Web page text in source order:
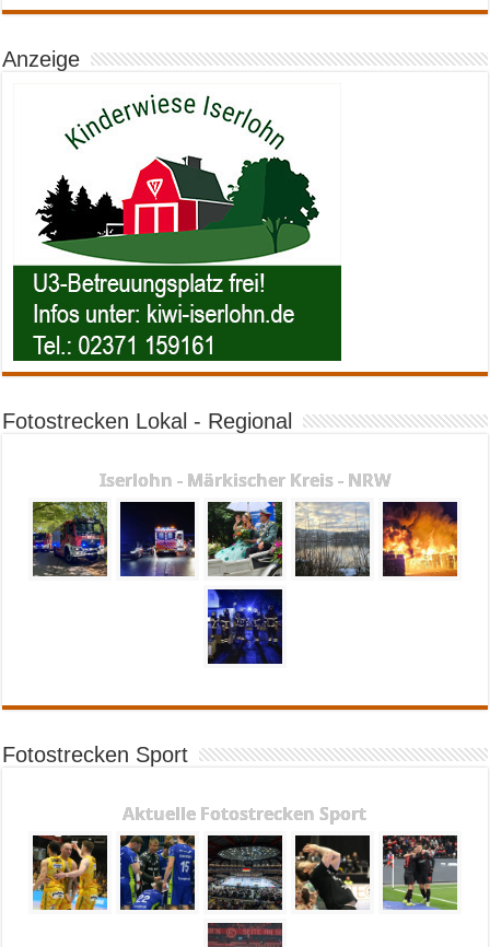
Anzeige
Fotostrecken Lokal - Regional
Iserlohn - Märkischer Kreis - NRW
Fotostrecken Sport
Aktuelle Fotostrecken Sport